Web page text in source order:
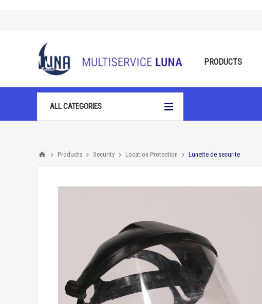
PRODUCTS
ALL CATEGORIES
Products Security Location Protection Lunette de securite